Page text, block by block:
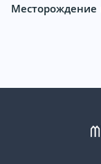
Месторождение